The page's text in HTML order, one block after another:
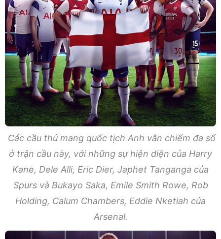
Các cầu thủ mang quốc tịch Anh vẫn chiếm đa số
ở trận cầu này, với những sự hiện diện của Harry
Kane, Dele Alli, Eric Dier, Japhet Tanganga của
Spurs và Bukayo Saka, Emile Smith Rowe, Rob
Holding, Calum Chambers, Eddie Nketiah của
Arsenal.